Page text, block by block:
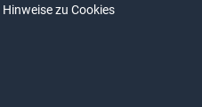
Hinweise zu Cookies